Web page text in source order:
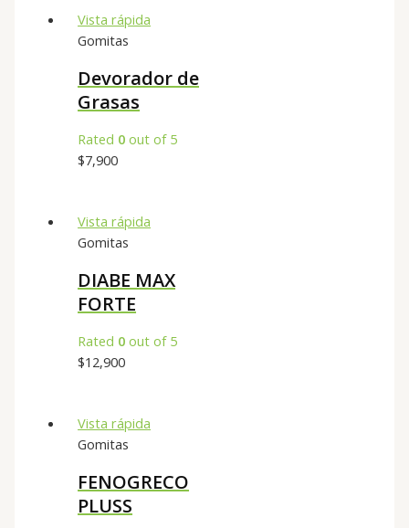
Vista rápida
Gomitas
Devorador de
Grasas
Rated 0 out of 5
$7,900
Vista rápida
Gomitas
DIABE MAX
FORTE
Rated 0 out of 5
$12,900
Vista rápida
Gomitas
FENOGRECO
PLUSS